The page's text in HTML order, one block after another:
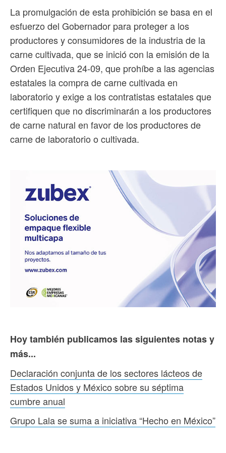
La promulgación de esta prohibición se basa en el
esfuerzo del Gobernador para proteger a los
productores y consumidores de la industria de la
carne cultivada, que se inició con la emisión de la
Orden Ejecutiva 24-09, que prohíbe a las agencias
estatales la compra de carne cultivada en
laboratorio y exige a los contratistas estatales que
certifiquen que no discriminarán a los productores
de carne natural en favor de los productores de
carne de laboratorio o cultivada.
Hoy también publicamos las siguientes notas y
más...
Declaración conjunta de los sectores lácteos de
Estados Unidos y México sobre su séptima
cumbre anual
Grupo Lala se suma a iniciativa “Hecho en México”